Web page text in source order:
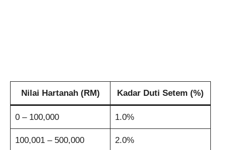
Nilai Hartanah (RM) Kadar Duti Setem (%)
0 – 100,000 1.0%
100,001 – 500,000 2.0%